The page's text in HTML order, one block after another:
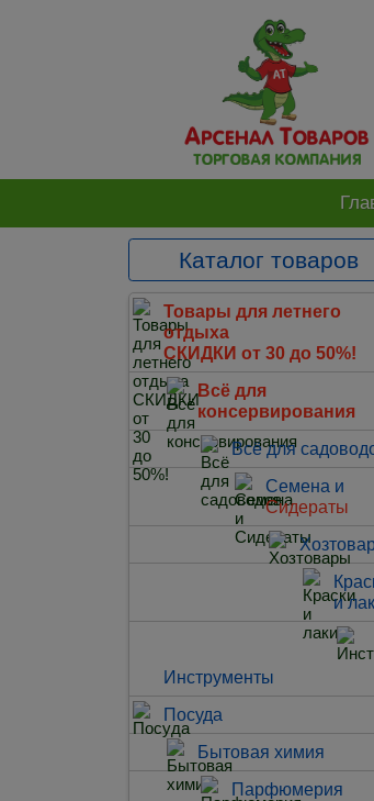
Каталог товаров
Товары для летнего
отдыха
СКИДКИ от 30 до 50%!
Всё для
консервирования
Всё для
Семена и
Сидераты
и
Инструменты
Посуда
Бытовая химия
Парфюмерия